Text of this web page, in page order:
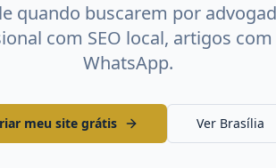
quando buscarem por
com SEO local, artigos
WhatsApp.
meu site grátis Ver Brasília